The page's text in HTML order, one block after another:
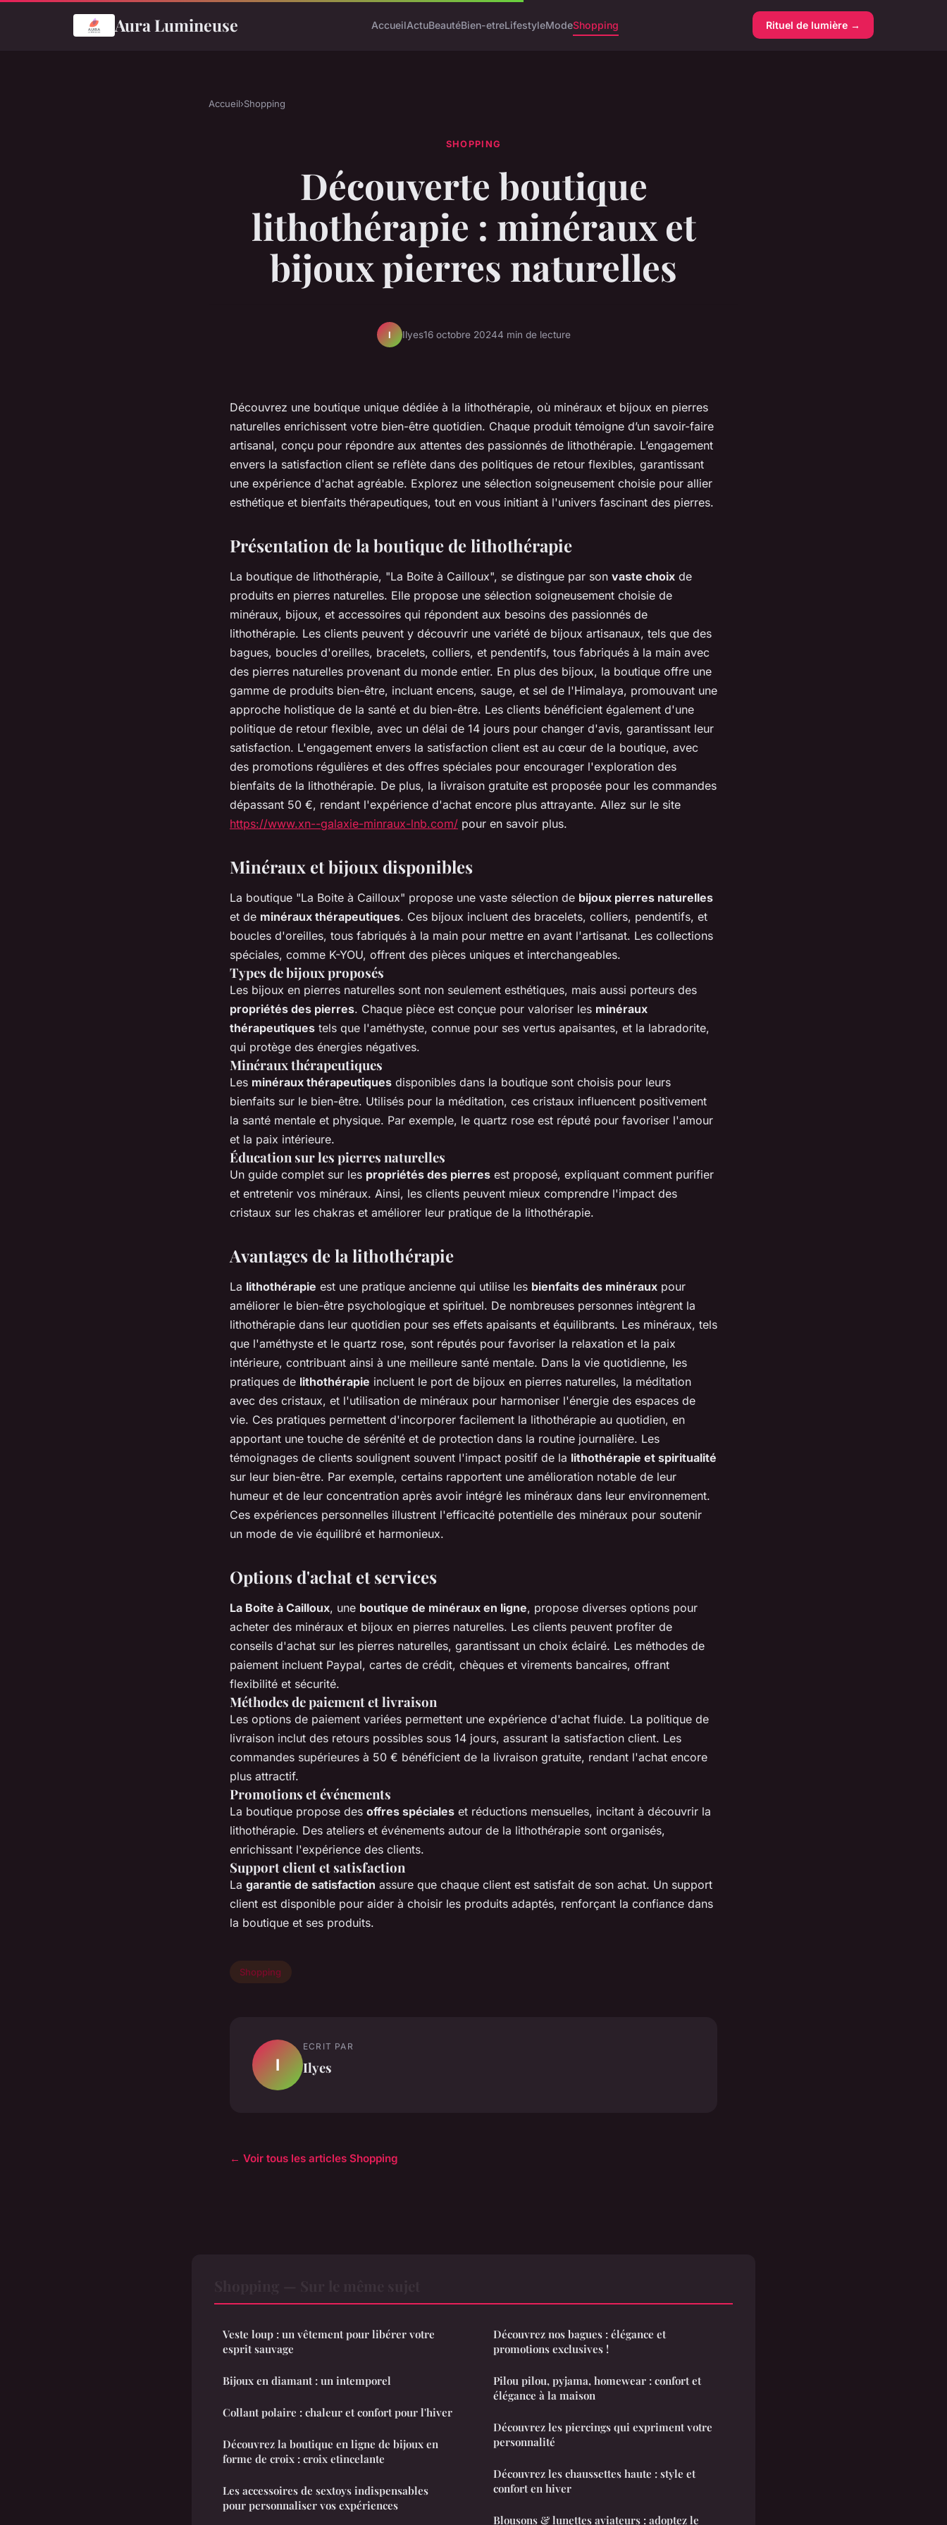
Aura Lumineuse AccueilActuBeautéBien-etreLifestyleModeShopping Rituel de lumière →
Accueil›Shopping
SHOPPING
Découverte boutique
lithothérapie : minéraux et
bijoux pierres naturelles
I Ilyes16 octobre 20244 min de lecture
Découvrez une boutique unique dédiée à la lithothérapie, où minéraux et bijoux en pierres
naturelles enrichissent votre bien-être quotidien. Chaque produit témoigne d’un savoir-faire
artisanal, conçu pour répondre aux attentes des passionnés de lithothérapie. L’engagement
envers la satisfaction client se reflète dans des politiques de retour flexibles, garantissant
une expérience d'achat agréable. Explorez une sélection soigneusement choisie pour allier
esthétique et bienfaits thérapeutiques, tout en vous initiant à l'univers fascinant des pierres.
Présentation de la boutique de lithothérapie
La boutique de lithothérapie, "La Boite à Cailloux", se distingue par son vaste choix de
produits en pierres naturelles. Elle propose une sélection soigneusement choisie de
minéraux, bijoux, et accessoires qui répondent aux besoins des passionnés de
lithothérapie. Les clients peuvent y découvrir une variété de bijoux artisanaux, tels que des
bagues, boucles d'oreilles, bracelets, colliers, et pendentifs, tous fabriqués à la main avec
des pierres naturelles provenant du monde entier. En plus des bijoux, la boutique offre une
gamme de produits bien-être, incluant encens, sauge, et sel de l'Himalaya, promouvant une
approche holistique de la santé et du bien-être. Les clients bénéficient également d'une
politique de retour flexible, avec un délai de 14 jours pour changer d'avis, garantissant leur
satisfaction. L'engagement envers la satisfaction client est au cœur de la boutique, avec
des promotions régulières et des offres spéciales pour encourager l'exploration des
bienfaits de la lithothérapie. De plus, la livraison gratuite est proposée pour les commandes
dépassant 50 €, rendant l'expérience d'achat encore plus attrayante. Allez sur le site
https://www.xn--galaxie-minraux-lnb.com/ pour en savoir plus.
Minéraux et bijoux disponibles
La boutique "La Boite à Cailloux" propose une vaste sélection de bijoux pierres naturelles
et de minéraux thérapeutiques. Ces bijoux incluent des bracelets, colliers, pendentifs, et
boucles d'oreilles, tous fabriqués à la main pour mettre en avant l'artisanat. Les collections
spéciales, comme K-YOU, offrent des pièces uniques et interchangeables.
Types de bijoux proposés
Les bijoux en pierres naturelles sont non seulement esthétiques, mais aussi porteurs des
propriétés des pierres. Chaque pièce est conçue pour valoriser les minéraux
thérapeutiques tels que l'améthyste, connue pour ses vertus apaisantes, et la labradorite,
qui protège des énergies négatives.
Minéraux thérapeutiques
Les minéraux thérapeutiques disponibles dans la boutique sont choisis pour leurs
bienfaits sur le bien-être. Utilisés pour la méditation, ces cristaux influencent positivement
la santé mentale et physique. Par exemple, le quartz rose est réputé pour favoriser l'amour
et la paix intérieure.
Éducation sur les pierres naturelles
Un guide complet sur les propriétés des pierres est proposé, expliquant comment purifier
et entretenir vos minéraux. Ainsi, les clients peuvent mieux comprendre l'impact des
cristaux sur les chakras et améliorer leur pratique de la lithothérapie.
Avantages de la lithothérapie
La lithothérapie est une pratique ancienne qui utilise les bienfaits des minéraux pour
améliorer le bien-être psychologique et spirituel. De nombreuses personnes intègrent la
lithothérapie dans leur quotidien pour ses effets apaisants et équilibrants. Les minéraux, tels
que l'améthyste et le quartz rose, sont réputés pour favoriser la relaxation et la paix
intérieure, contribuant ainsi à une meilleure santé mentale. Dans la vie quotidienne, les
pratiques de lithothérapie incluent le port de bijoux en pierres naturelles, la méditation
avec des cristaux, et l'utilisation de minéraux pour harmoniser l'énergie des espaces de
vie. Ces pratiques permettent d'incorporer facilement la lithothérapie au quotidien, en
apportant une touche de sérénité et de protection dans la routine journalière. Les
témoignages de clients soulignent souvent l'impact positif de la lithothérapie et spiritualité
sur leur bien-être. Par exemple, certains rapportent une amélioration notable de leur
humeur et de leur concentration après avoir intégré les minéraux dans leur environnement.
Ces expériences personnelles illustrent l'efficacité potentielle des minéraux pour soutenir
un mode de vie équilibré et harmonieux.
Options d'achat et services
La Boite à Cailloux, une boutique de minéraux en ligne, propose diverses options pour
acheter des minéraux et bijoux en pierres naturelles. Les clients peuvent profiter de
conseils d'achat sur les pierres naturelles, garantissant un choix éclairé. Les méthodes de
paiement incluent Paypal, cartes de crédit, chèques et virements bancaires, offrant
flexibilité et sécurité.
Méthodes de paiement et livraison
Les options de paiement variées permettent une expérience d'achat fluide. La politique de
livraison inclut des retours possibles sous 14 jours, assurant la satisfaction client. Les
commandes supérieures à 50 € bénéficient de la livraison gratuite, rendant l'achat encore
plus attractif.
Promotions et événements
La boutique propose des offres spéciales et réductions mensuelles, incitant à découvrir la
lithothérapie. Des ateliers et événements autour de la lithothérapie sont organisés,
enrichissant l'expérience des clients.
Support client et satisfaction
La garantie de satisfaction assure que chaque client est satisfait de son achat. Un support
client est disponible pour aider à choisir les produits adaptés, renforçant la confiance dans
la boutique et ses produits.
Shopping
I
ECRIT PAR
Ilyes
← Voir tous les articles Shopping
Veste loup : un vêtement pour libérer votre
esprit sauvage
Bijoux en diamant : un intemporel
Collant polaire : chaleur et confort pour l'hiver
Découvrez la boutique en ligne de bijoux en
forme de croix : croix etincelante
Les accessoires de sextoys indispensables
pour personnaliser vos expériences
Découvrez nos bagues : élégance et
promotions exclusives !
Pilou pilou, pyjama, homewear : confort et
élégance à la maison
Découvrez les piercings qui expriment votre
personnalité
Découvrez les chaussettes haute : style et
confort en hiver
Blousons & lunettes aviateurs : adoptez le